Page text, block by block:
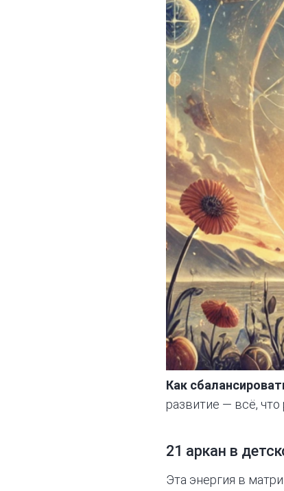
Как
развитие — всё,
21 аркан в
Эта энергия в